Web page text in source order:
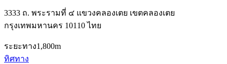
3333 ถ. พระรามที่ ๔ แขวงคลองเตย เขตคลองเตย
กรุงเทพมหานคร 10110 ไทย
ระยะทาง1,800m
ทิศทาง